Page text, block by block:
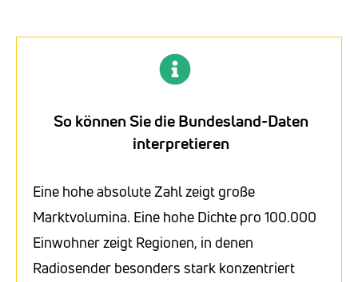
So können Sie die Bundesland-Daten
interpretieren
Eine hohe absolute Zahl zeigt große
Marktvolumina. Eine hohe Dichte pro 100.000
Einwohner zeigt Regionen, in denen
Radiosender besonders stark konzentriert